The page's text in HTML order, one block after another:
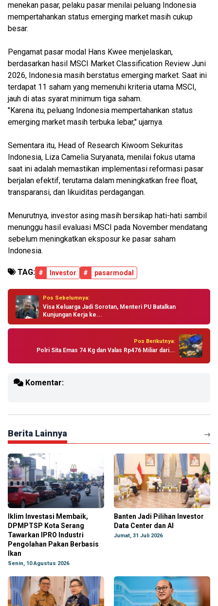
menekan pasar, pelaku pasar menilai peluang Indonesia
mempertahankan status emerging market masih cukup
besar.
Pengamat pasar modal Hans Kwee menjelaskan,
berdasarkan hasil MSCI Market Classification Review Juni
2026, Indonesia masih berstatus emerging market. Saat ini
terdapat 11 saham yang memenuhi kriteria utama MSCI,
jauh di atas syarat minimum tiga saham.
"Karena itu, peluang Indonesia mempertahankan status
emerging market masih terbuka lebar," ujarnya.
Sementara itu, Head of Research Kiwoom Sekuritas
Indonesia, Liza Camelia Suryanata, menilai fokus utama
saat ini adalah memastikan implementasi reformasi pasar
berjalan efektif, terutama dalam meningkatkan free float,
transparansi, dan likuiditas perdagangan.
Menurutnya, investor asing masih bersikap hati-hati sambil
menunggu hasil evaluasi MSCI pada November mendatang
sebelum meningkatkan eksposur ke pasar saham
Indonesia.
TAG: # Investor # pasarmodal
Pos Sebelumnya:
Visa Keluarga Jadi Sorotan, Menteri PU Batalkan
Kunjungan Kerja ke...
Pos Berikutnya:
Polri Sita Emas 74 Kg dan Valas Rp476 Miliar dari...
Komentar:
Berita Lainnya
Iklim Investasi Membaik,
DPMPTSP Kota Serang
Tawarkan IPRO Industri
Pengolahan Pakan Berbasis
Ikan
Senin, 10 Agustus 2026
Banten Jadi Pilihan Investor
Data Center dan AI
Jumat, 31 Juli 2026